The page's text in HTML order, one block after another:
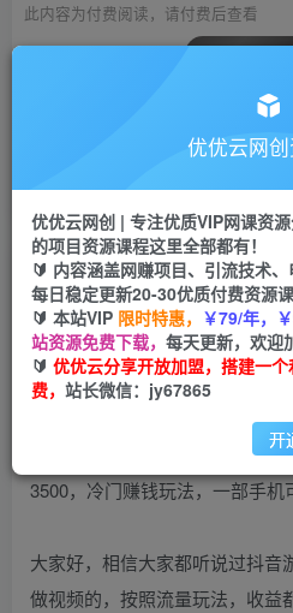
此内容为付费阅读，请付费后查看
会员专
开通
（9823期）抖音手游蛋仔
3500，冷门赚钱玩法，一
优优云网创
2年前更新
大家好，相信大家都听说过抖音
做视频的，按照流量玩法，收益
优优云网
优优云网创 | 专注优质VIP网课资
的项目资源课程这里全部都有！
🔰 内容涵盖网赚项目、引流技术、
每日稳定更新20-30优质付费资源课
🔰 本站VIP 限时特惠， ￥79/年，
站资源免费下载， 每天更新，欢迎
🔰 优优云分享开放加盟，搭建一
费， 站长微信：jy67865
开